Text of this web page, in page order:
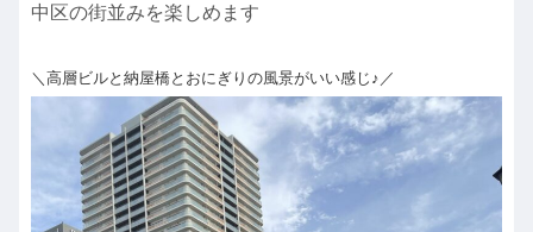
中区の街並みを楽しめます
＼高層ビルと納屋橋とおにぎりの風景がいい感じ♪／